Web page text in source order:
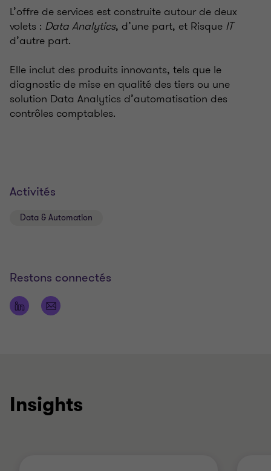
L’offre de services est construite autour de deux
volets : Data Analytics, d’une part, et Risque IT
d’autre part.
Elle inclut des produits innovants, tels que le
diagnostic de mise en qualité des tiers ou une
solution Data Analytics d’automatisation des
contrôles comptables.
Activités
Data & Automation
Restons connectés
Insights